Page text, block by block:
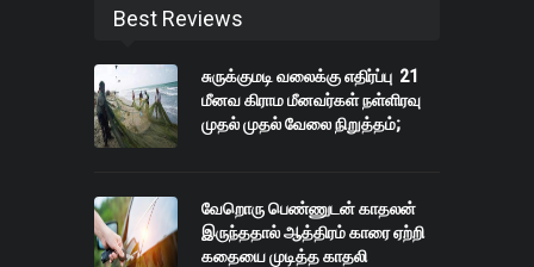
Best Reviews
சுருக்குமடி வலைக்கு எதிர்ப்பு 21
மீனவ கிராம மீனவர்கள் நள்ளிரவு
முதல் முதல் வேலை நிறுத்தம்;
வேறொரு பெண்ணுடன் காதலன்
இருந்ததால் ஆத்திரம் காரை ஏற்றி
கதையை முடித்த காதலி